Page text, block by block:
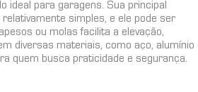
ideal para garagens. Sua principal
simples, e ele pode ser
ou molas facilita a elevação,
diversas materiais, como aço, alumínio
quem busca praticidade e segurança.